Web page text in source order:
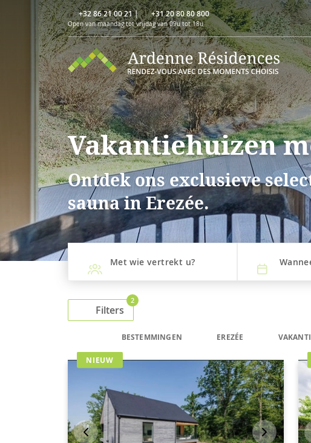
+32 86 21 00 21| +31 20 80 80 800
Open van maandag tot vrijdag van 09u tot 18u
Vakantiehuizen
Ontdek ons exclusieve
sauna in Erezée.
Met wie vertrekt u?
Filters
2
BESTEMMINGEN EREZÉE